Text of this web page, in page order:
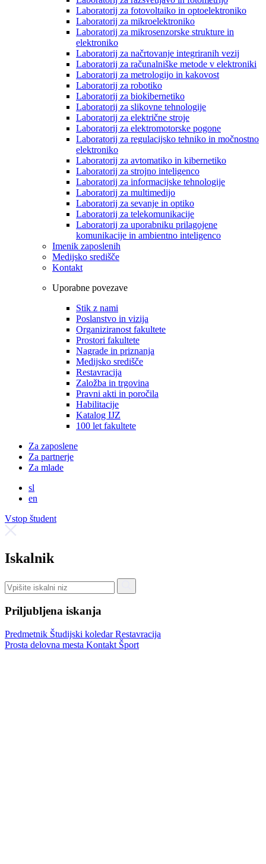
Laboratorij za fotovoltaiko in optoelektroniko
Laboratorij za mikroelektroniko
Laboratorij za mikrosenzorske strukture in
elektroniko
Laboratorij za načrtovanje integriranih vezij
Laboratorij za računalniške metode v elektroniki
Laboratorij za metrologijo in kakovost
Laboratorij za robotiko
Laboratorij za biokibernetiko
Laboratorij za slikovne tehnologije
Laboratorij za električne stroje
Laboratorij za elektromotorske pogone
Laboratorij za regulacijsko tehniko in močnostno
elektroniko
Laboratorij za avtomatiko in kibernetiko
Laboratorij za strojno inteligenco
Laboratorij za informacijske tehnologije
Laboratorij za multimedijo
Laboratorij za sevanje in optiko
Laboratorij za telekomunikacije
Laboratorij za uporabniku prilagojene
komunikacije in ambientno inteligenco
Imenik zaposlenih
Medijsko središče
Kontakt
Uporabne povezave
Stik z nami
Poslanstvo in vizija
Organiziranost fakultete
Prostori fakultete
Nagrade in priznanja
Medijsko središče
Restavracija
Založba in trgovina
Pravni akti in poročila
Habilitacije
Katalog IJZ
100 let fakultete
Za zaposlene
Za partnerje
Za mlade
sl
en
Vstop študent
Iskalnik
Priljubljena iskanja
Predmetnik Študijski koledarRestavracija
Prosta delovna mesta Kontakt Šport